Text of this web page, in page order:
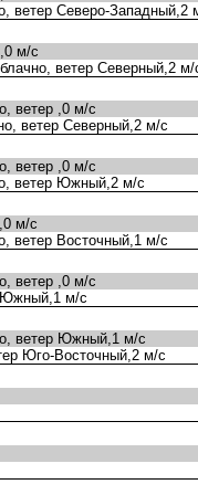
ветер Северо-Западный,2
м/с
ветер Северный,2 м/
ветер ,0 м/с
ветер Северный,2 м/с
ветер ,0 м/с
ветер Южный,2 м/с
м/с
ветер Восточный,1 м/с
ветер ,0 м/с
Южный,1 м/с
ветер Южный,1 м/с
Юго-Восточный,2 м/с